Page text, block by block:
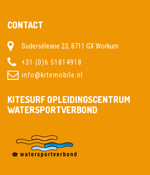
CONTACT
Suderséleane 23, 8711 GX Workum
+31 (0)6 51814918
info@kitemobile.nl
KITESURF OPLEIDINGSCENTRUM
WATERSPORTVERBOND